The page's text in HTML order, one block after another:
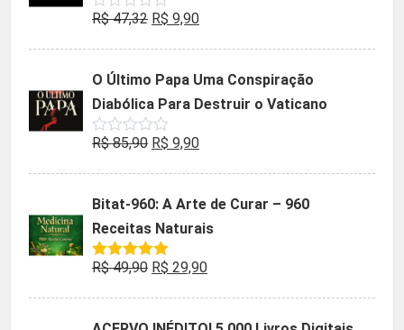
Avaliação
de
R$47,32 O
era:
R$ 47,32.
R$ 9,90O
é:
R$ 9,90.
O Último Papa Uma Conspiração
Diabólica Para Destruir o Vaticano
Avaliação
de
R$85,90 O
era:
R$ 85,90.
R$ 9,90O
é:
R$ 9,90.
Bitat-960: A Arte de Curar – 960
Receitas Naturais
Avaliação
R$49,90 O
R$ 29,90O